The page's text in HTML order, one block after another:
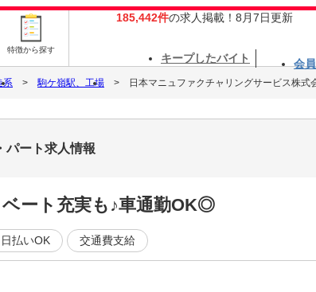
特徴から探す
185,442件の求人掲載！8月7日更新
キープしたバイト 会
系 駒ケ嶺駅、工場 日本マニュファクチャリングサービス株式
パート求人情報
ベート充実も♪車通勤OK◎
日払いOK 交通費支給